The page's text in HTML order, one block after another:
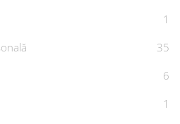
1
35
6
1